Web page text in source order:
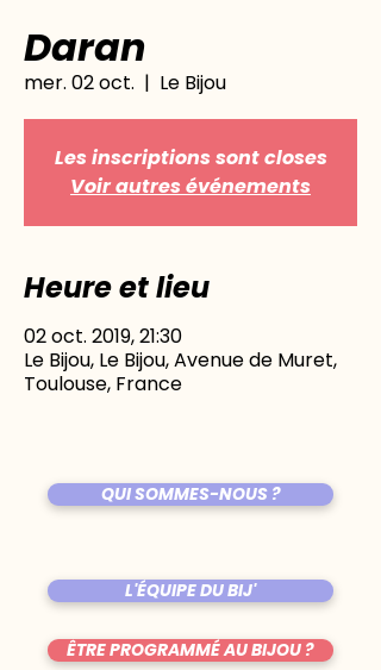
Daran
mer. 02 oct.
  |
Le Bijou
Les inscriptions sont closes
Voir autres événements
Heure et lieu
02 oct. 2019, 21:30
Le Bijou, Le Bijou, Avenue de Muret,
Toulouse, France
QUI SOMMES-NOUS ?
L'ÉQUIPE DU BIJ'
ÊTRE PROGRAMMÉ AU BIJOU ?